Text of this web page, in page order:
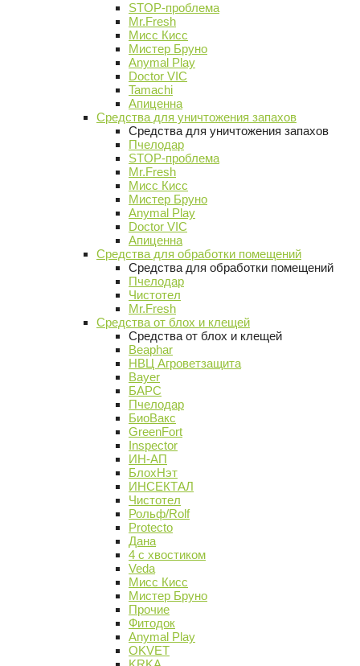
STOP-проблема
Mr.Fresh
Мисс Кисс
Мистер Бруно
Anymal Play
Doctor VIC
Tamachi
Апиценна
Средства для уничтожения запахов
Средства для уничтожения запахов
Пчелодар
STOP-проблема
Mr.Fresh
Мисс Кисс
Мистер Бруно
Anymal Play
Doctor VIC
Апиценна
Средства для обработки помещений
Средства для обработки помещений
Пчелодар
Чистотел
Mr.Fresh
Средства от блох и клещей
Средства от блох и клещей
Beaphar
НВЦ Агроветзащита
Bayer
БАРС
Пчелодар
БиоВакс
GreenFort
Inspector
ИН-АП
БлохНэт
ИНСЕКТАЛ
Чистотел
Рольф/Rolf
Protecto
Дана
4 с хвостиком
Veda
Мисс Кисс
Мистер Бруно
Прочие
Фитодок
Anymal Play
OKVET